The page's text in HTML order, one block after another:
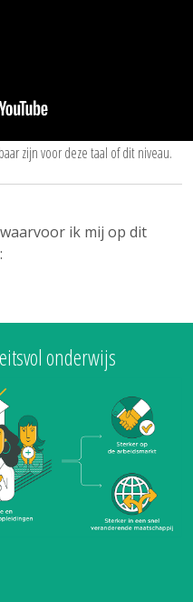
zijn voor deze taal of dit niveau.
ik mij op dit
onderwijs